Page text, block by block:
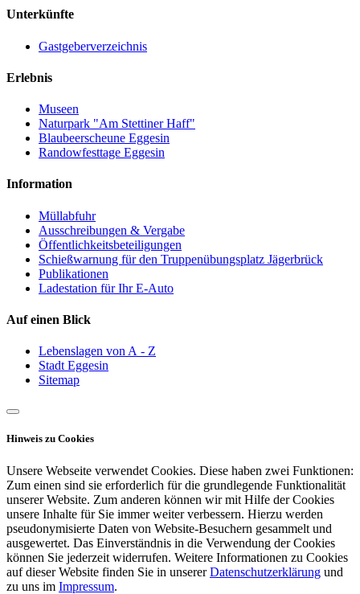
Unterkünfte
Gastgeberverzeichnis
Erlebnis
Museen
Naturpark "Am Stettiner Haff"
Blaubeerscheune Eggesin
Randowfesttage Eggesin
Information
Müllabfuhr
Ausschreibungen & Vergabe
Öffentlichkeitsbeteiligungen
Schießwarnung für den Truppenübungsplatz Jägerbrück
Publikationen
Ladestation für Ihr E-Auto
Auf einen Blick
Lebenslagen von A - Z
Stadt Eggesin
Sitemap
Hinweis zu Cookies
Unsere Webseite verwendet Cookies. Diese haben zwei Funktionen:
Zum einen sind sie erforderlich für die grundlegende Funktionalität
unserer Website. Zum anderen können wir mit Hilfe der Cookies
unsere Inhalte für Sie immer weiter verbessern. Hierzu werden
pseudonymisierte Daten von Website-Besuchern gesammelt und
ausgewertet. Das Einverständnis in die Verwendung der Cookies
können Sie jederzeit widerrufen. Weitere Informationen zu Cookies
auf dieser Website finden Sie in unsererDatenschutzerklärung und
zu uns im Impressum.